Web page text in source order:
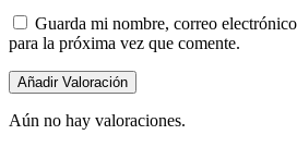
Guarda mi nombre, correo
para la próxima vez que comente.
Aún no hay valoraciones.